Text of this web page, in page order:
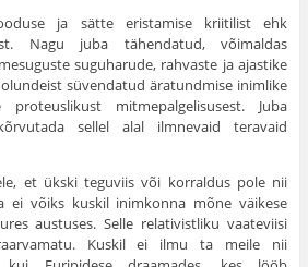
ja sätte eristamise kriitilist ehk
Nagu juba tähendatud, võimaldas
suguharude, rahvaste ja ajastike
süvendatud äratundmise inimlike
mitme­palgelisusest. Juba
sellel alal ilmnevaid tera­vaid
et ükski teguviis või korraldus pole nii
ei võiks kuskil inimkonna mõne väikese
austuses. Selle relativistliku vaateviisi
Kuskil ei ilmu ta meile nii